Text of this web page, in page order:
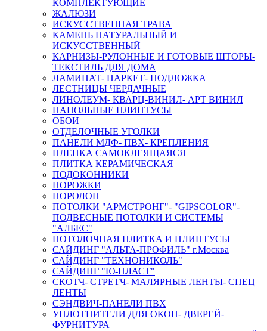
КОМПЛЕКТУЮЩИЕ
ЖАЛЮЗИ
ИСКУССТВЕННАЯ ТРАВА
КАМЕНЬ НАТУРАЛЬНЫЙ И
ИСКУССТВЕННЫЙ
КАРНИЗЫ-РУЛОННЫЕ И ГОТОВЫЕ ШТОРЫ-
ТЕКСТИЛЬ ДЛЯ ДОМА
ЛАМИНАТ- ПАРКЕТ- ПОДЛОЖКА
ЛЕСТНИЦЫ ЧЕРДАЧНЫЕ
ЛИНОЛЕУМ- КВАРЦ-ВИНИЛ- АРТ ВИНИЛ
НАПОЛЬНЫЕ ПЛИНТУСЫ
ОБОИ
ОТДЕЛОЧНЫЕ УГОЛКИ
ПАНЕЛИ МДФ- ПВХ- КРЕПЛЕНИЯ
ПЛЕНКА САМОКЛЕЯЩАЯСЯ
ПЛИТКА КЕРАМИЧЕСКАЯ
ПОДОКОННИКИ
ПОРОЖКИ
ПОРОЛОН
ПОТОЛКИ "АРМСТРОНГ"- "GIPSCOLOR"-
ПОДВЕСНЫЕ ПОТОЛКИ И СИСТЕМЫ
"АЛБЕС"
ПОТОЛОЧНАЯ ПЛИТКА И ПЛИНТУСЫ
САЙДИНГ "АЛЬТА-ПРОФИЛЬ" г.Москва
САЙДИНГ "ТЕХНОНИКОЛЬ"
САЙДИНГ "Ю-ПЛАСТ"
СКОТЧ- СТРЕТЧ- МАЛЯРНЫЕ ЛЕНТЫ- СПЕЦ
ЛЕНТЫ
СЭНДВИЧ-ПАНЕЛИ ПВХ
УПЛОТНИТЕЛИ ДЛЯ ОКОН- ДВЕРЕЙ-
ФУРНИТУРА